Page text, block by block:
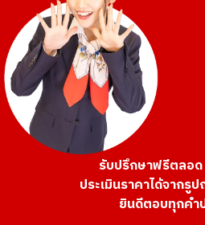
รับปรึกษาฟรีตลอด
ประเมินราคาได้จากรู
ยินดีตอบทุกคำ